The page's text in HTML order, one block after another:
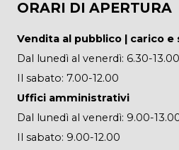
ORARI DI APERTURA
Vendita al pubblico | carico
Dal lunedì al venerdì: 6.30-
Il sabato: 7.00-12.00
Uffici amministrativi
Dal lunedì al venerdì: 9.00-
Il sabato: 9.00-12.00